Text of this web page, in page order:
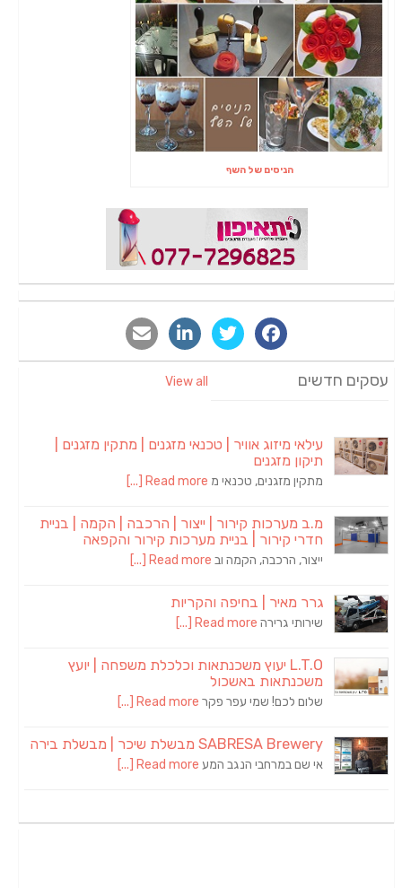
הניסים של השף
עסקים חדשים View all
עילאי מיזוג אוויר | טכנאי מזגנים | מתקין מזגנים |
תיקון מזגנים
מתקין מזגנים, טכנאי מ Read more [...]
מ.ב מערכות קירור | ייצור | הרכבה | הקמה | בניית
חדרי קירור | בניית מערכות קירור והקפאה
ייצור, הרכבה, הקמה וב Read more [...]
גרר מאיר | בחיפה והקריות
שירותי גרירה Read more [...]
L.T.O יעוץ משכנתאות וכלכלת משפחה | יועץ
משכנתאות באשכול
שלום לכם! שמי עפר פקר Read more [...]
SABRESA Brewery מבשלת שיכר | מבשלת בירה
אי שם במרחבי הנגב המע Read more [...]